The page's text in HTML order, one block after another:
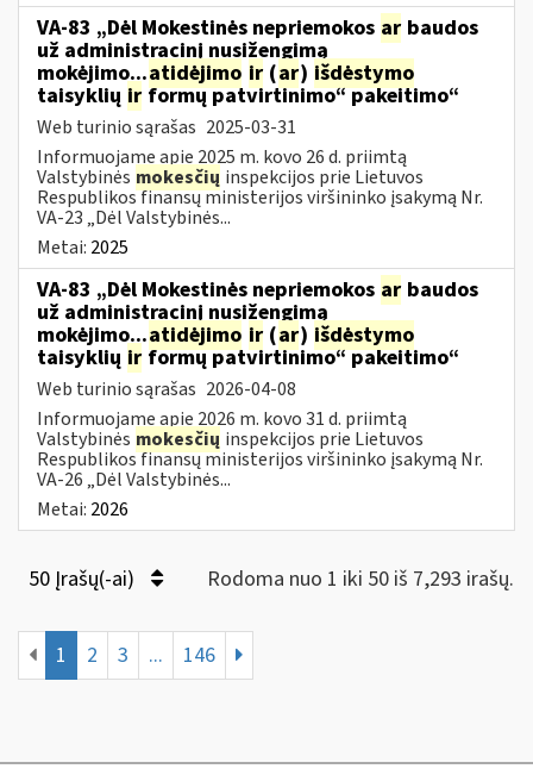
VA-83 „Dėl Mokestinės nepriemokos ar baudos
už administracinį nusižengimą
mokėjimo...atidėjimo ir (ar) išdėstymo
taisyklių ir formų patvirtinimo“ pakeitimo“
Web turinio sąrašas 2025-03-31
Informuojame apie 2025 m. kovo 26 d. priimtą
Valstybinės mokesčių inspekcijos prie Lietuvos
Respublikos finansų ministerijos viršininko įsakymą Nr.
VA-23 „Dėl Valstybinės...
Metai: 2025
VA-83 „Dėl Mokestinės nepriemokos ar baudos
už administracinį nusižengimą
mokėjimo...atidėjimo ir (ar) išdėstymo
taisyklių ir formų patvirtinimo“ pakeitimo“
Web turinio sąrašas 2026-04-08
Informuojame apie 2026 m. kovo 31 d. priimtą
Valstybinės mokesčių inspekcijos prie Lietuvos
Respublikos finansų ministerijos viršininko įsakymą Nr.
VA-26 „Dėl Valstybinės...
Metai: 2026
50 Įrašų(-ai) Rodoma nuo 1 iki 50 iš 7,293 irašų.
1 2 3 ... 146